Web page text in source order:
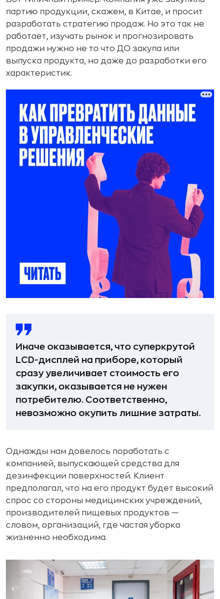
партию продукции, скажем, в Китае, и просит
разработать стратегию продаж. Но это так не
работает, изучать рынок и прогнозировать
продажи нужно не то что ДО закупа или
выпуска продукта, но даже до разработки его
характеристик.
Иначе оказывается, что суперкрутой
LCD-дисплей на приборе, который
сразу увеличивает стоимость его
закупки, оказывается не нужен
потребителю. Соответственно,
невозможно окупить лишние затраты.
Однажды нам довелось поработать с
компанией, выпускающей средства для
дезинфекции поверхностей. Клиент
предполагал, что на его продукт будет высокий
спрос со стороны медицинских учреждений,
производителей пищевых продуктов —
словом, организаций, где частая уборка
жизненно необходима.